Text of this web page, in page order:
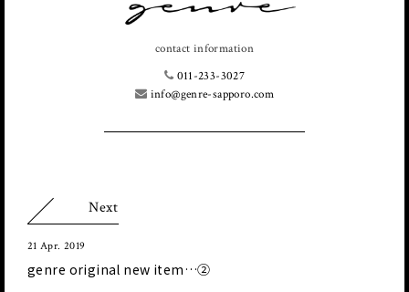
contact information
011-233-3027
info@genre-sapporo.com
Next
21 Apr. 2019
genre original new item…②